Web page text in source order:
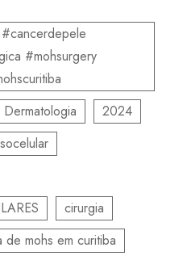
#mohsurgery
Dermatologia
2024
cirurgia
de mohs em curitiba